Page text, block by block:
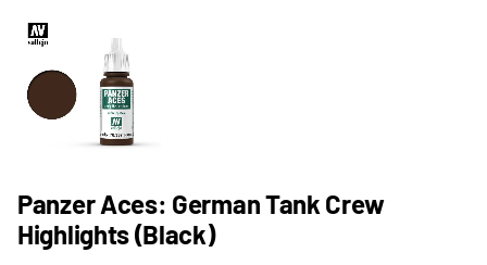
Panzer Aces: German Tank Crew
Highlights (Black)